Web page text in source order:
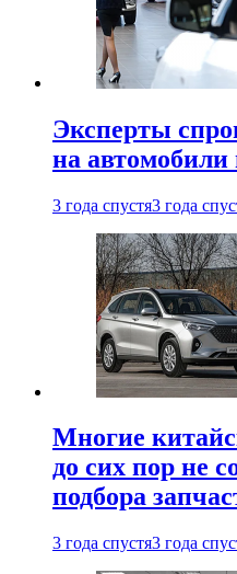
Эксперты
на автомобили
3 года спустя3 года
Многие
до сих пор не
подбора
3 года спустя3 года